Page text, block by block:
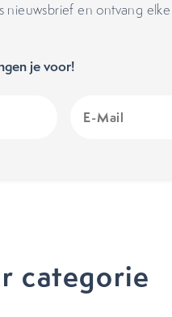
en ontvang
je voor!
Mail
categorie